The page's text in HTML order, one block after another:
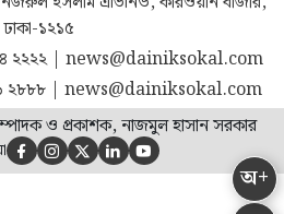
অ+
ঢাকা-১২১৫
২২২২| news@dainiksokal.com
২৮৮৮| news@dainiksokal.com
ও প্রকাশক, নাজমুল হাসান সরকার
    